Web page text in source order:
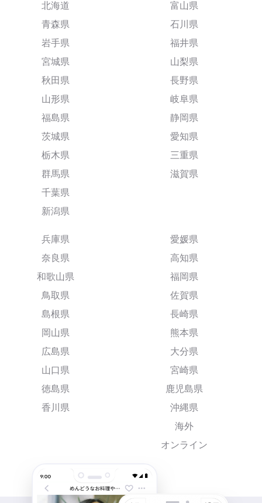
北海道
青森県
岩手県
宮城県
秋田県
山形県
福島県
茨城県
栃木県
群馬県
千葉県
新潟県
富山県
石川県
福井県
山梨県
長野県
岐阜県
静岡県
愛知県
三重県
滋賀県
兵庫県
奈良県
和歌山県
鳥取県
島根県
岡山県
広島県
山口県
徳島県
香川県
愛媛県
高知県
福岡県
佐賀県
長崎県
熊本県
大分県
宮崎県
鹿児島県
沖縄県
海外
オンライン